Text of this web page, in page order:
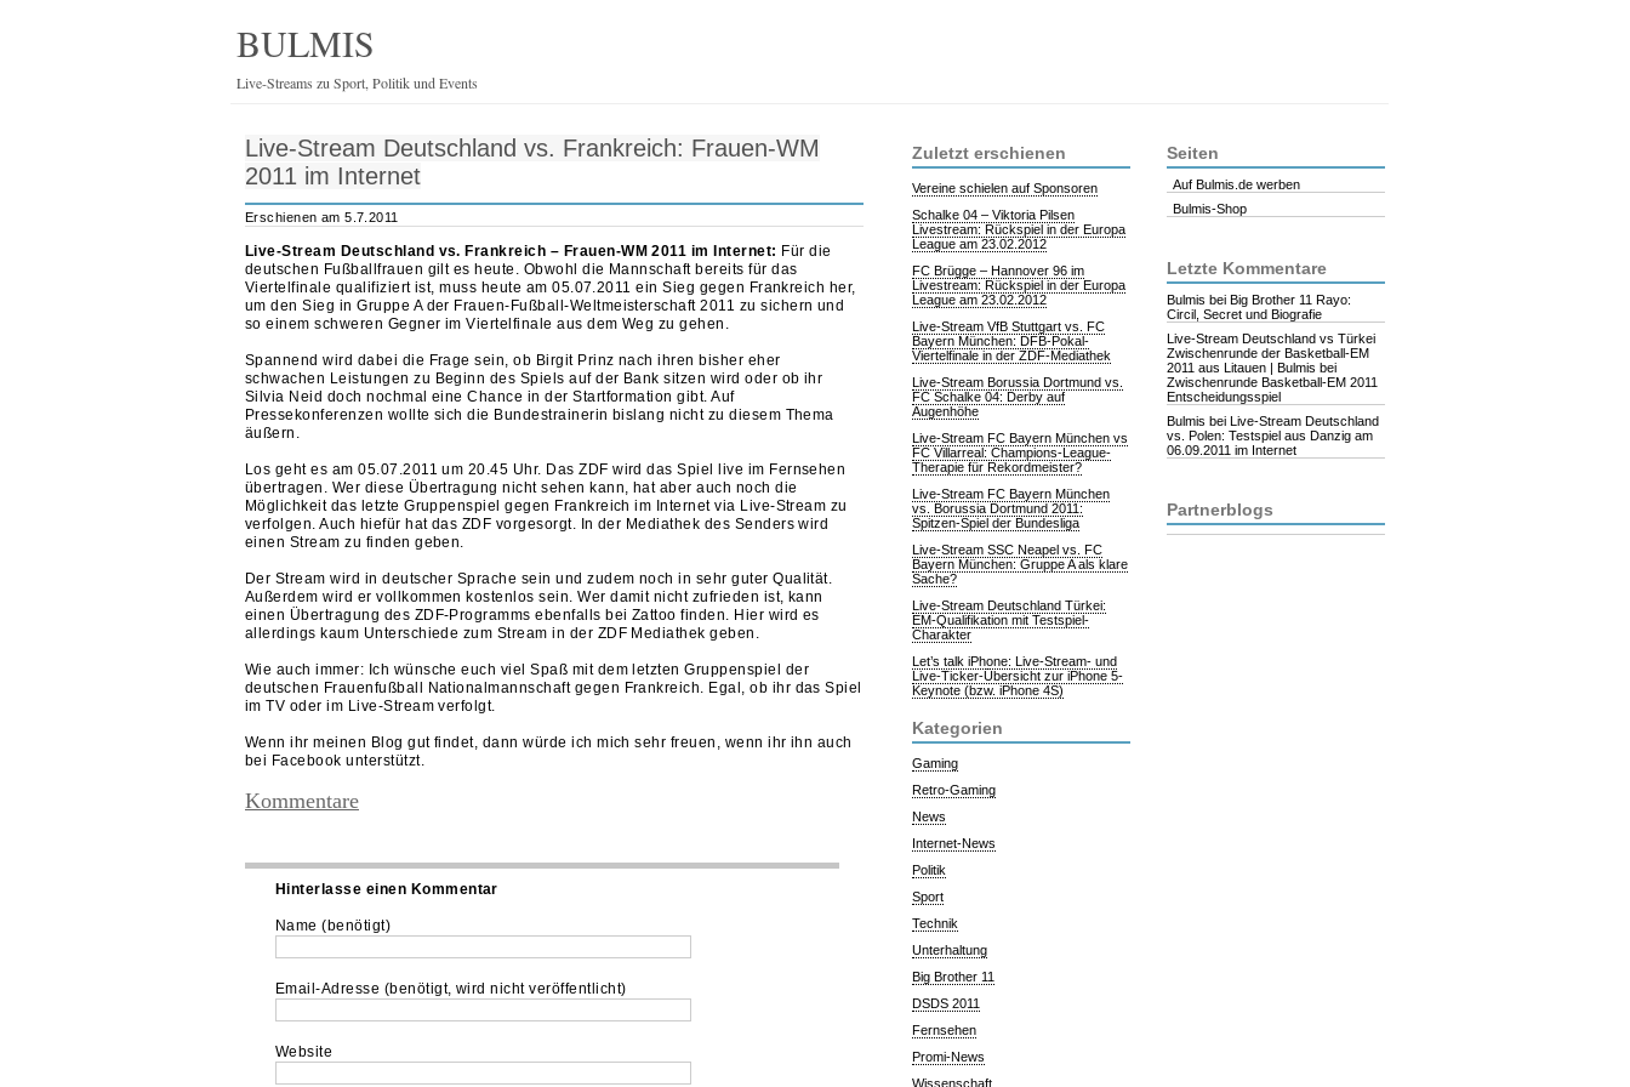
BULMIS
Live-Streams zu Sport, Politik und Events
Live-Stream Deutschland vs. Frankreich: Frauen-WM
2011 im Internet
Erschienen am 5.7.2011
Live-Stream Deutschland vs. Frankreich – Frauen-WM 2011 im Internet: Für die
deutschen Fußballfrauen gilt es heute. Obwohl die Mannschaft bereits für das
Viertelfinale qualifiziert ist, muss heute am 05.07.2011 ein Sieg gegen Frankreich her,
um den Sieg in Gruppe A der Frauen-Fußball-Weltmeisterschaft 2011 zu sichern und
so einem schweren Gegner im Viertelfinale aus dem Weg zu gehen.
Spannend wird dabei die Frage sein, ob Birgit Prinz nach ihren bisher eher
schwachen Leistungen zu Beginn des Spiels auf der Bank sitzen wird oder ob ihr
Silvia Neid doch nochmal eine Chance in der Startformation gibt. Auf
Pressekonferenzen wollte sich die Bundestrainerin bislang nicht zu diesem Thema
äußern.
Los geht es am 05.07.2011 um 20.45 Uhr. Das ZDF wird das Spiel live im Fernsehen
übertragen. Wer diese Übertragung nicht sehen kann, hat aber auch noch die
Möglichkeit das letzte Gruppenspiel gegen Frankreich im Internet via Live-Stream zu
verfolgen. Auch hiefür hat das ZDF vorgesorgt. In der Mediathek des Senders wird
einen Stream zu finden geben.
Der Stream wird in deutscher Sprache sein und zudem noch in sehr guter Qualität.
Außerdem wird er vollkommen kostenlos sein. Wer damit nicht zufrieden ist, kann
einen Übertragung des ZDF-Programms ebenfalls bei Zattoo finden. Hier wird es
allerdings kaum Unterschiede zum Stream in der ZDF Mediathek geben.
Wie auch immer: Ich wünsche euch viel Spaß mit dem letzten Gruppenspiel der
deutschen Frauenfußball Nationalmannschaft gegen Frankreich. Egal, ob ihr das Spiel
im TV oder im Live-Stream verfolgt.
Wenn ihr meinen Blog gut findet, dann würde ich mich sehr freuen, wenn ihr ihn auch
bei Facebook unterstützt.
Kommentare
Hinterlasse einen Kommentar
Name (benötigt)
Email-Adresse (benötigt, wird nicht veröffentlicht)
Website
Zuletzt erschienen
Vereine schielen auf Sponsoren
Schalke 04 – Viktoria Pilsen
Livestream: Rückspiel in der Europa
League am 23.02.2012
FC Brügge – Hannover 96 im
Livestream: Rückspiel in der Europa
League am 23.02.2012
Live-Stream VfB Stuttgart vs. FC
Bayern München: DFB-Pokal-
Viertelfinale in der ZDF-Mediathek
Live-Stream Borussia Dortmund vs.
FC Schalke 04: Derby auf
Augenhöhe
Live-Stream FC Bayern München vs
FC Villarreal: Champions-League-
Therapie für Rekordmeister?
Live-Stream FC Bayern München
vs. Borussia Dortmund 2011:
Spitzen-Spiel der Bundesliga
Live-Stream SSC Neapel vs. FC
Bayern München: Gruppe A als klare
Sache?
Live-Stream Deutschland Türkei:
EM-Qualifikation mit Testspiel-
Charakter
Let’s talk iPhone: Live-Stream- und
Live-Ticker-Übersicht zur iPhone 5-
Keynote (bzw. iPhone 4S)
Kategorien
Gaming
Retro-Gaming
News
Internet-News
Politik
Sport
Technik
Unterhaltung
Big Brother 11
DSDS 2011
Fernsehen
Promi-News
Wissenschaft
Seiten
Auf Bulmis.de werben
Bulmis-Shop
Letzte Kommentare
Bulmis bei Big Brother 11 Rayo:
Circil, Secret und Biografie
Live-Stream Deutschland vs Türkei
Zwischenrunde der Basketball-EM
2011 aus Litauen | Bulmis bei
Zwischenrunde Basketball-EM 2011
Entscheidungsspiel
Bulmis bei Live-Stream Deutschland
vs. Polen: Testspiel aus Danzig am
06.09.2011 im Internet
Partnerblogs